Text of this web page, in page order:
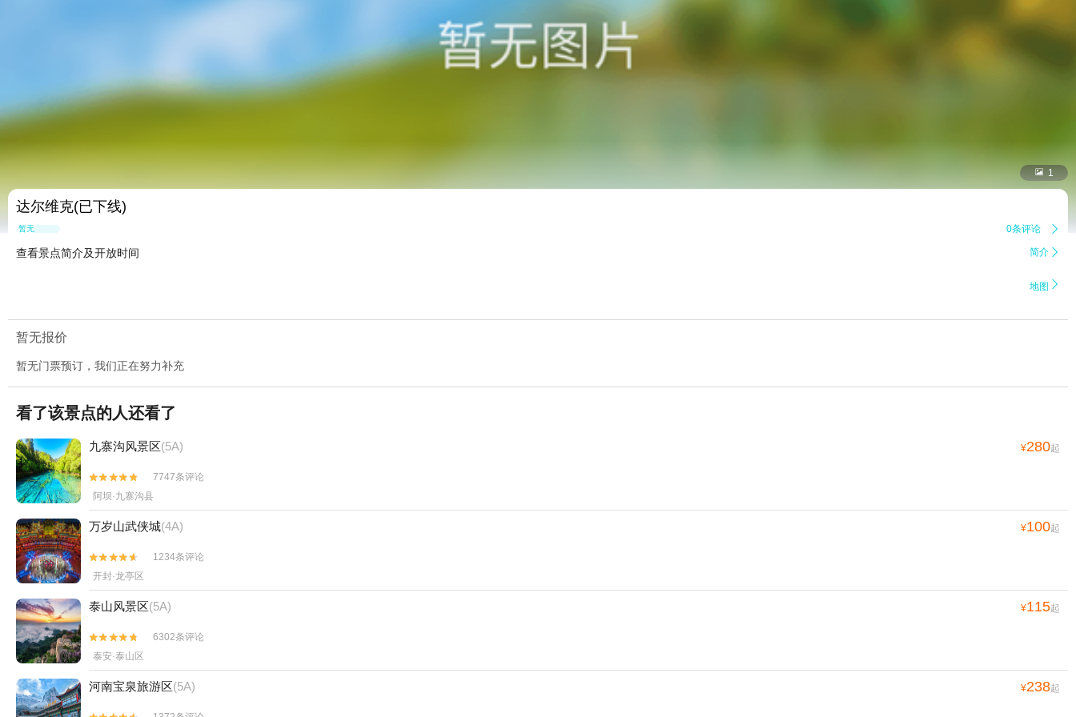
 1
达尔维克(已下线)
暂无点评 0条评论 
查看景点简介及开放时间 简介 
地图 
暂无报价
暂无门票预订，我们正在努力补充
看了该景点的人还看了
九寨沟风景区(5A) ¥280起


7747条评论
阿坝·九寨沟县
万岁山武侠城(4A) ¥100起


1234条评论
开封·龙亭区
泰山风景区(5A) ¥115起


6302条评论
泰安·泰山区
河南宝泉旅游区(5A) ¥238起